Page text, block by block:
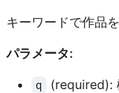
キーワードで作品
パラメータ:
q (required):